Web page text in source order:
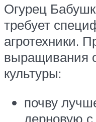
Огурец
требует
агротехники.
выращивания
культуры:
почву
дерновую